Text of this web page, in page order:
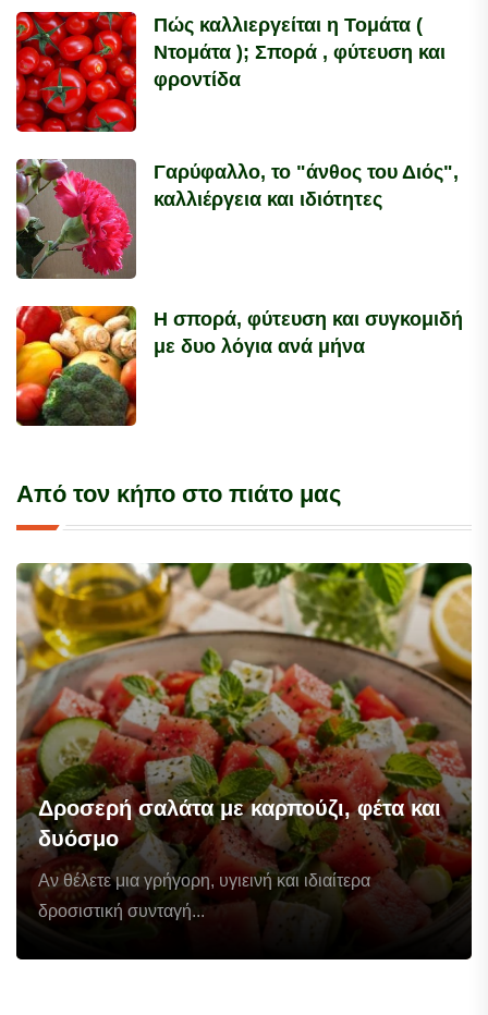
Πώς καλλιεργείται η Τομάτα (
Ντομάτα ); Σπορά , φύτευση και
φροντίδα
Γαρύφαλλο, το "άνθος του Διός",
καλλιέργεια και ιδιότητες
Η σπορά, φύτευση και συγκομιδή
με δυο λόγια ανά μήνα
Από τον κήπο στο πιάτο μας
Δροσερή σαλάτα με καρπούζι, φέτα και
δυόσμο
Αν θέλετε μια γρήγορη, υγιεινή και ιδιαίτερα
δροσιστική συνταγή...